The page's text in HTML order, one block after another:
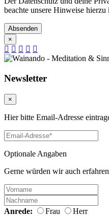
beachte unsere Hinweise hierzu
Absenden
×
Newsletter
×
Hier bitte Email-Adresse
Optionale Angaben
Gerne würden wir auch
Anrede: Frau Herr